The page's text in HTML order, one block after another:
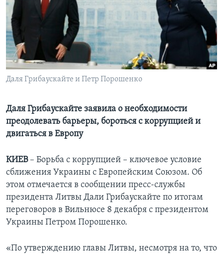
Learning English
СОЦИАЛЬНЫЕ СЕТИ
Даля Грибаускайте и Петр Порошенко
Даля Грибаускайте заявила о необходимости
преодолевать барьеры, бороться с коррупцией и
двигаться в Европу
КИЕВ – Борьба с коррупцией – ключевое условие
сближения Украины с Европейским Союзом. Об
этом отмечается в сообщении пресс-службы
президента Литвы Дали Грибаускайте по итогам
переговоров в Вильнюсе 8 декабря с президентом
Украины Петром Порошенко.
«По утверждению главы Литвы, несмотря на то, что